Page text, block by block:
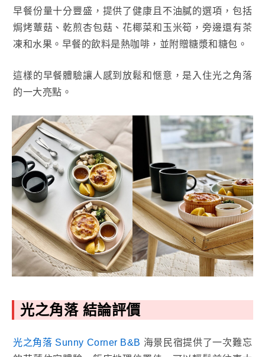
早餐份量十分豐盛，提供了健康且不油膩的選項，包括
焗烤蕈菇、乾煎杏包菇、花椰菜和玉米筍，旁邊還有茶
凍和水果。早餐的飲料是熱咖啡，並附贈糖漿和糖包。
這樣的早餐體驗讓人感到放鬆和愜意，是入住光之角落
的一大亮點。
光之角落 結論評價
光之角落 Sunny Corner B&B 海景民宿提供了一次難忘